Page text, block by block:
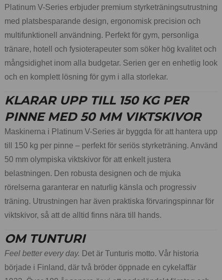
Platinum V-Series erbjuder premium styrketräningsutrustning
med platsbesparande design, ergonomisk precision och
multifunktionell användning. Perfekt för gym, personliga
tränare, hotell och fysioterapeuter som söker hög kvalitet och
mångsidighet inom alla budgetar. Serien ger en enhetlig look
och en komplett lösning för gym i alla storlekar.
KLARAR UPP TILL 150 KG PER
PINNE MED 50 MM VIKTSKIVOR
Maskinerna i Platinum V-Series är byggda för att hantera upp
till 150 kg per pinne – perfekt för seriös styrketräning. Använd
50 mm olympiska viktskivor för att enkelt justera
belastningen. Den robusta designen och de mjuka
rörelserna garanterar en naturlig känsla och progressiv
träning. Utrustningen har även praktiska förvaringspinnar för
viktskivor, så att de alltid finns nära till hands.
OM TUNTURI
Feel better every day. Det är Tunturis motto. Vår historia
började i Finland, där två bröder öppnade en cykelaffär